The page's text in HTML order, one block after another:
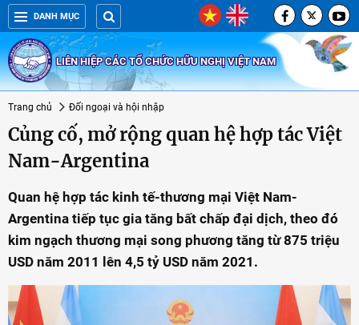
DANH MỤC
LIÊN HIỆP CÁC TỔ CHỨC HỮU NGHỊ VIỆT NAM
Trang chủ Đối ngoại và hội nhập
Củng cố, mở rộng quan hệ hợp tác Việt
Nam-Argentina
Quan hệ hợp tác kinh tế-thương mại Việt Nam-
Argentina tiếp tục gia tăng bất chấp đại dịch, theo đó
kim ngạch thương mại song phương tăng từ 875 triệu
USD năm 2011 lên 4,5 tỷ USD năm 2021.